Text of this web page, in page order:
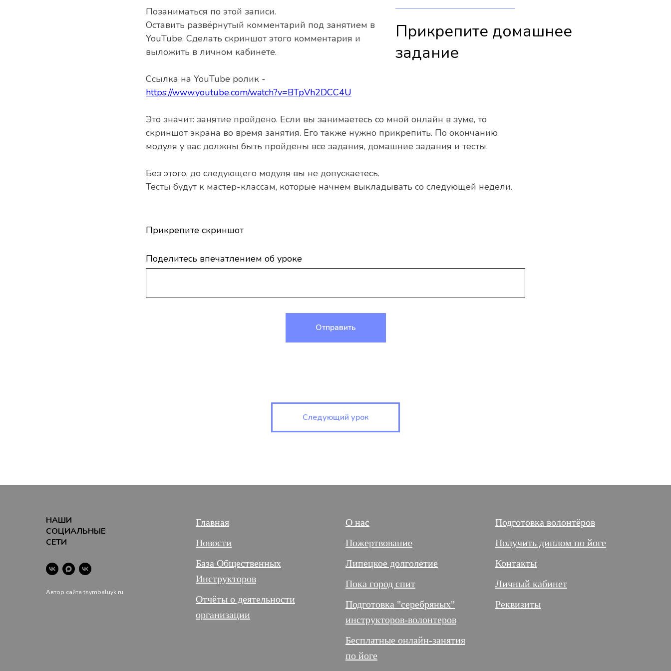
Прикрепите домашнее
задание
Позаниматься по этой записи.
Оставить развёрнутый комментарий под занятием в
YouTube. Сделать скриншот этого комментария и
выложить в личном кабинете.
Ссылка на YouTube ролик -
https://www.youtube.com/watch?v=BTpVh2DCC4U
Это значит: занятие пройдено. Если вы занимаетесь со мной онлайн в зуме, то
скриншот экрана во время занятия. Его также нужно прикрепить. По окончанию
модуля у вас должны быть пройдены все задания, домашние задания и тесты.
Без этого, до следующего модуля вы не допускаетесь.
Тесты будут к мастер-классам, которые начнем выкладывать со следующей недели.
Прикрепите скриншот
Поделитесь впечатлением об уроке
Отправить
Следующий урок
НАШИ
СОЦИАЛЬНЫЕ
СЕТИ
Автор сайта tsymbaluyk.ru
Главная
Новости
База Общественных
Инструкторов
Отчёты о деятельности
организации
О нас
Пожертвование
Липецкое долголетие
Пока город спит
Подготовка "серебряных"
инструкторов-волонтеров
Бесплатные онлайн-занятия
по йоге
Подготовка волонтёров
Получить диплом по йоге
Контакты
Личный кабинет
Реквизиты